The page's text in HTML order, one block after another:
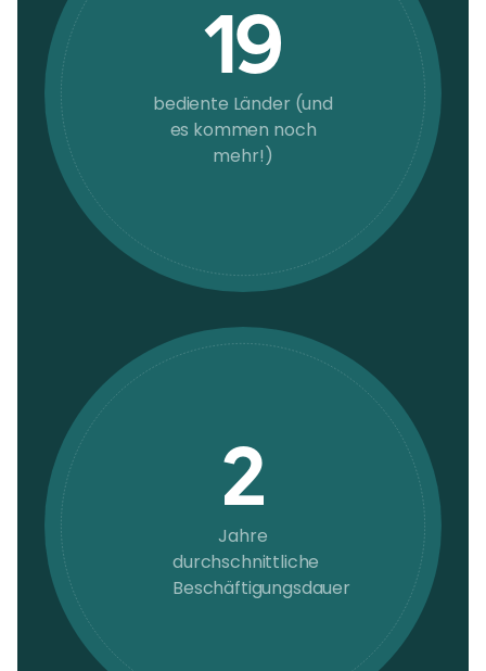
19
bediente Länder (und
es kommen noch
mehr!)
2
Jahre
durchschnittliche
Beschäftigungsdauer